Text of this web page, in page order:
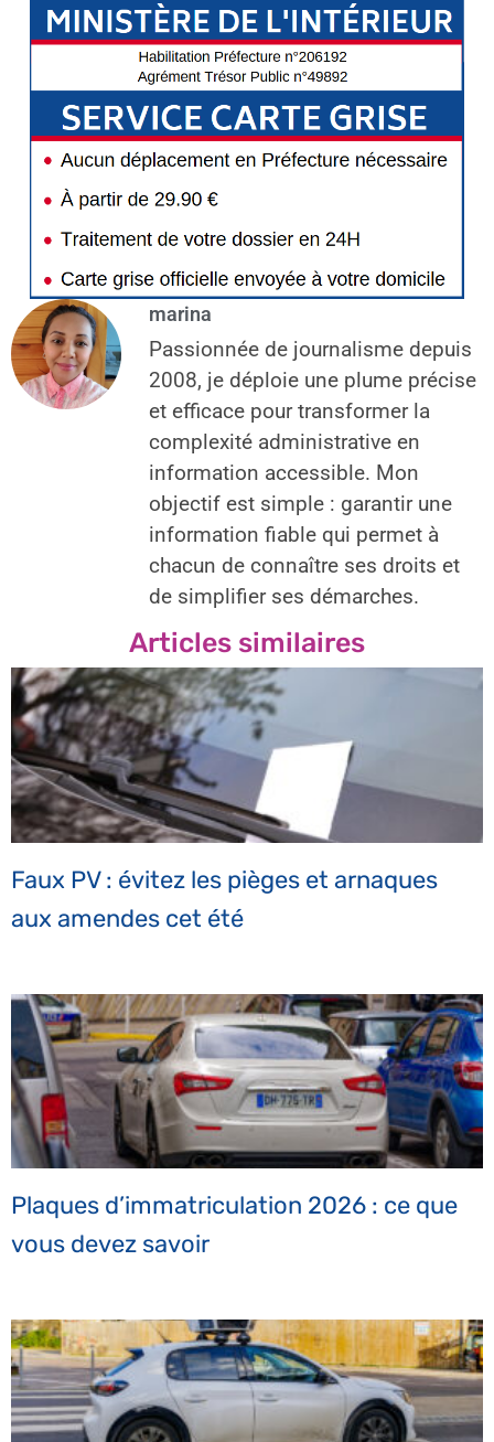
marina
Passionnée de journalisme depuis
2008, je déploie une plume précise
et efficace pour transformer la
complexité administrative en
information accessible. Mon
objectif est simple : garantir une
information fiable qui permet à
chacun de connaître ses droits et
de simplifier ses démarches.
Articles similaires
Faux PV : évitez les pièges et arnaques
aux amendes cet été
Plaques d’immatriculation 2026 : ce que
vous devez savoir